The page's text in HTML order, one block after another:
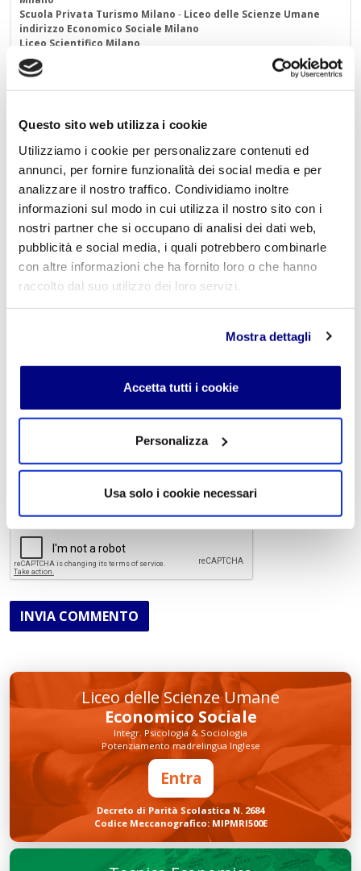
Questo sito web utilizza i cookie
Utilizziamo i cookie per personalizzare contenuti ed
annunci, per fornire funzionalità dei social media e per
analizzare il nostro traffico. Condividiamo inoltre
informazioni sul modo in cui utilizza il nostro sito con i
nostri partner che si occupano di analisi dei dati web,
pubblicità e social media, i quali potrebbero combinarle
con altre informazioni che ha fornito loro o che hanno
raccolto dal suo utilizzo dei loro servizi.
Mostra dettagli
Accetta tutti i cookie
Personalizza
Usa solo i cookie necessari
Scuola Privata Turismo Milano - Liceo delle Scienze Umane
indirizzo Economico Sociale Milano
Liceo Scientifico Milano
Contattaci per maggiori informazioni:
info@istitutofreud.it
Lascia un commento
L'indirizzo email non verrà pubblicato. I campi
obbligatori sono contrassegnati con*
Nome*
E-mail*
Acconsento al trattamento deidati personali.*
INVIA COMMENTO
Liceo delle Scienze Umane
Economico Sociale
Integr. Psicologia & Sociologia
Potenziamento madrelingua Inglese
Entra
Decreto di Parità Scolastica N. 2684
Codice Meccanografico: MIPMRI500E